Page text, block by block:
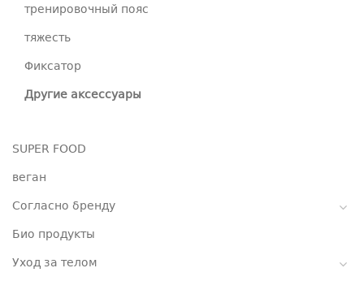
тренировочный пояс
тяжесть
Фиксатор
Другие аксессуары
SUPER FOOD
веган
Согласно бренду
Био продукты
Уход за телом